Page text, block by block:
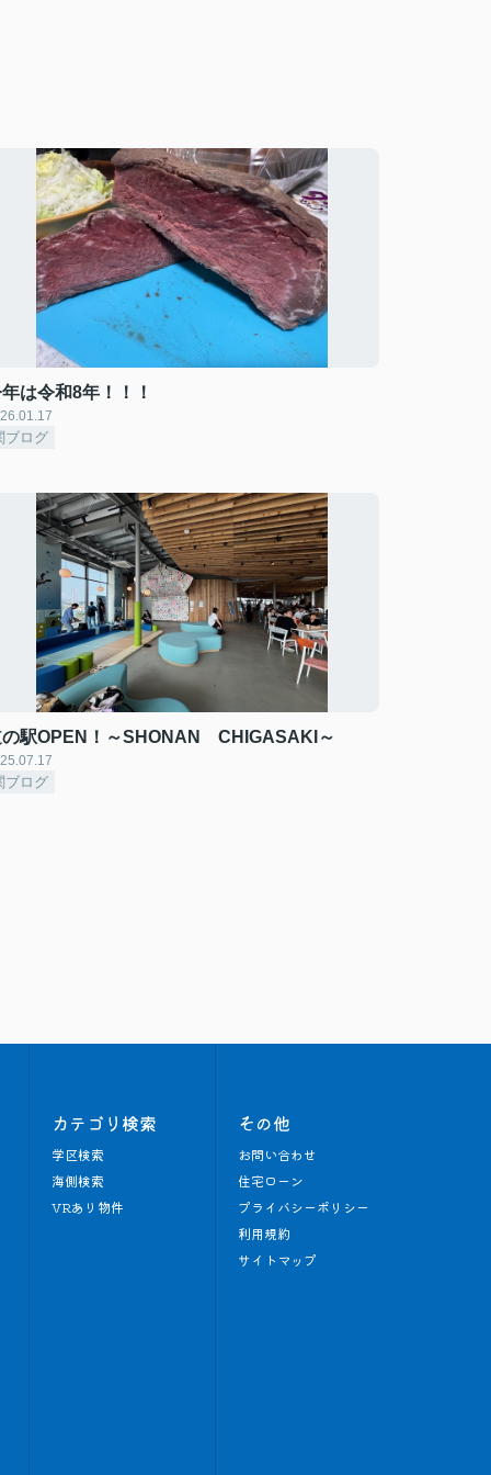
は令和8年！！！
ブログ
の駅OPEN！～SHONAN CHIGASAKI～
ブログ
カテゴリ検索
学区検索
海側検索
VRあり物件
その他
お問い合わせ
住宅ローン
プライバシーポリシー
利用規約
サイトマップ